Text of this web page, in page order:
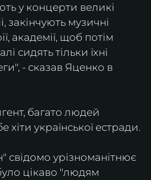
у концерти великі
закінчують музичні
академії, щоб потім
сидять тільки їхні
- сказав Яценко в
багато людей
хіти української естради.
свідомо урізноманітнює
цікаво "людям